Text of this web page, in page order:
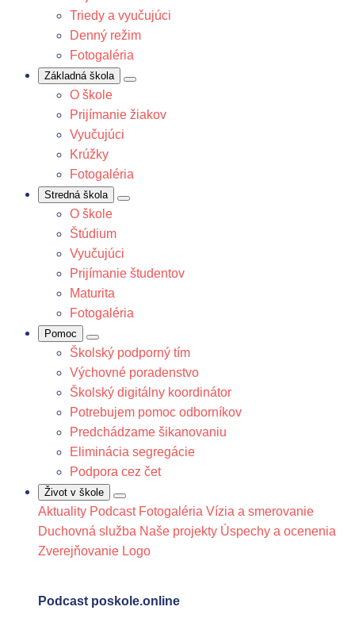
Triedy a vyučujúci
Denný režim
Fotogaléria
Základná škola
O škole
Prijímanie žiakov
Vyučujúci
Krúžky
Fotogaléria
Stredná škola
O škole
Štúdium
Vyučujúci
Prijímanie študentov
Maturita
Fotogaléria
Pomoc
Školský podporný tím
Výchovné poradenstvo
Školský digitálny koordinátor
Potrebujem pomoc odborníkov
Predchádzame šikanovaniu
Eliminácia segregácie
Podpora cez čet
Život v škole
Aktuality Podcast Fotogaléria Vízia a smerovanie
Duchovná služba Naše projekty Úspechy a ocenenia
Zverejňovanie Logo
Podcast poskole.online